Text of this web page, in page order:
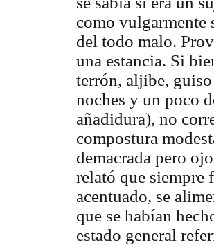
como vulgarmente
del todo malo.
una estancia. Si
terrón, aljibe,
noches y un poco
añadidura), no
compostura
demacrada pero
relató que siempre
acentuado, se
que se habían
estado general